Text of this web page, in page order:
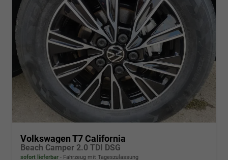
Volkswagen T7 California
Beach Camper 2.0 TDI DSG
sofort lieferbar Fahrzeug mit Tageszulassung